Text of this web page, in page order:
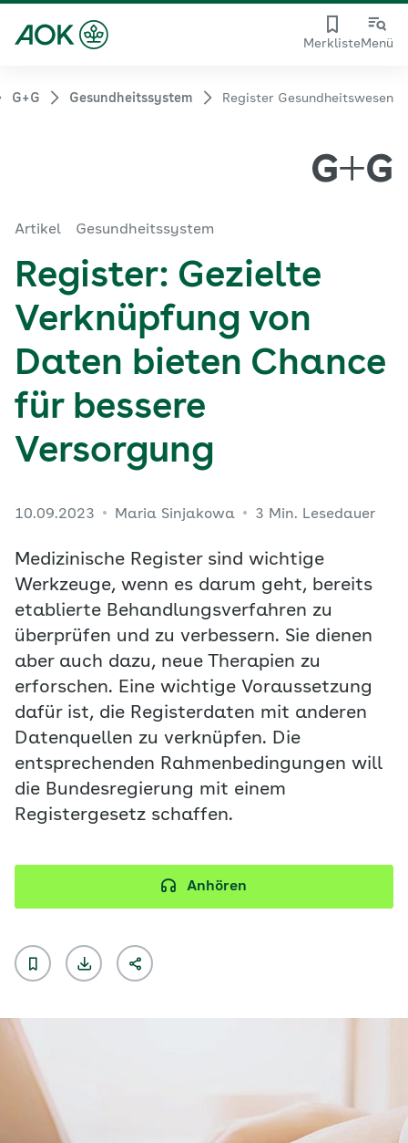
MerklisteMenü
G+G Gesundheitssystem Register Gesundheitswesen
Artikel Gesundheitssystem
Register: Gezielte
Verknüpfung von
Daten bieten Chance
für bessere
Versorgung
10.09.2023 Maria Sinjakowa 3 Min. Lesedauer
Medizinische Register sind wichtige
Werkzeuge, wenn es darum geht, bereits
etablierte Behandlungsverfahren zu
überprüfen und zu verbessern. Sie dienen
aber auch dazu, neue Therapien zu
erforschen. Eine wichtige Voraussetzung
dafür ist, die Registerdaten mit anderen
Datenquellen zu verknüpfen. Die
entsprechenden Rahmenbedingungen will
die Bundesregierung mit einem
Registergesetz schaffen.
Anhören